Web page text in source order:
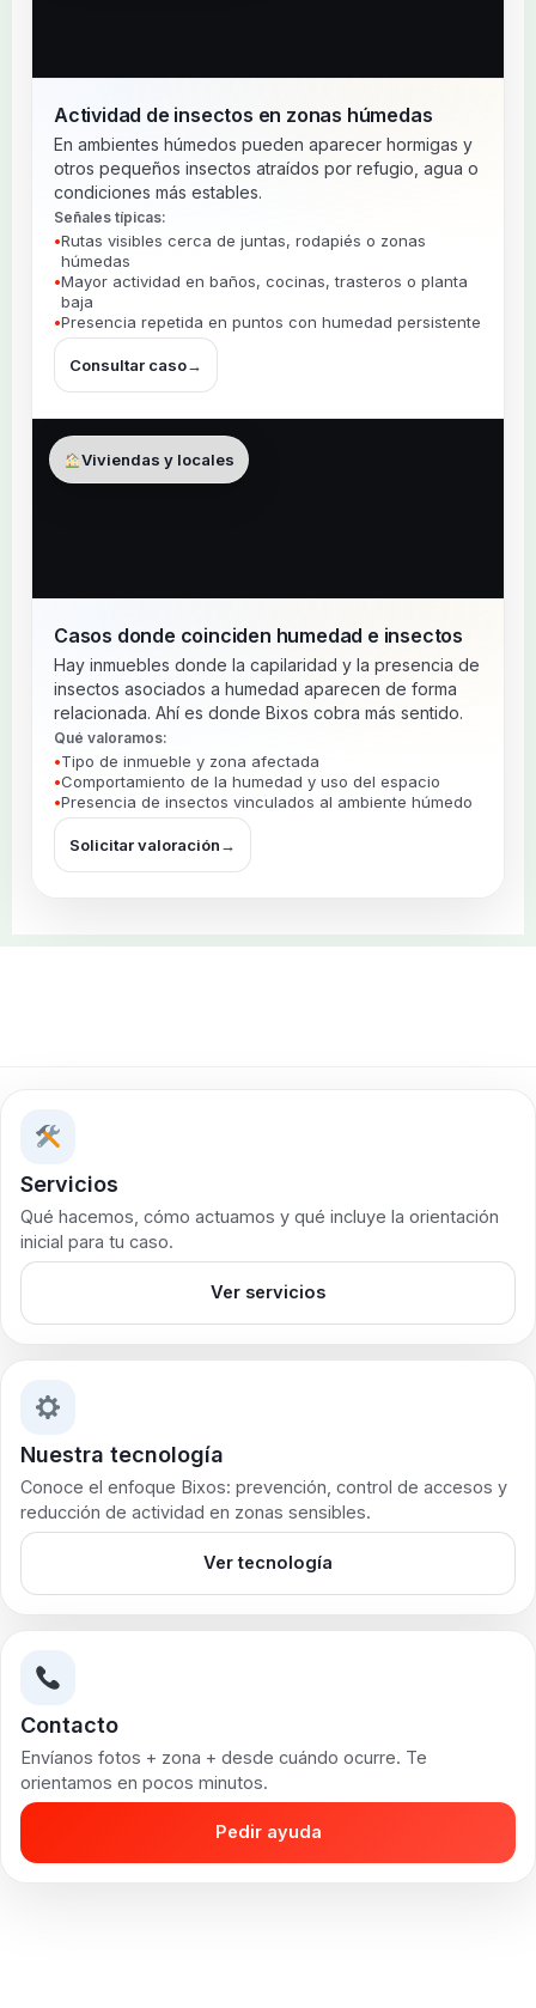
Actividad de insectos en zonas húmedas
En ambientes húmedos pueden aparecer hormigas y
otros pequeños insectos atraídos por refugio, agua o
condiciones más estables.
Señales típicas:
Rutas visibles cerca de juntas, rodapiés o zonas
húmedas
Mayor actividad en baños, cocinas, trasteros o planta
baja
Presencia repetida en puntos con humedad persistente
Consultar caso→
Viviendas y locales
Casos donde coinciden humedad e insectos
Hay inmuebles donde la capilaridad y la presencia de
insectos asociados a humedad aparecen de forma
relacionada. Ahí es donde Bixos cobra más sentido.
Qué valoramos:
Tipo de inmueble y zona afectada
Comportamiento de la humedad y uso del espacio
Presencia de insectos vinculados al ambiente húmedo
Solicitar valoración→
Servicios
Qué hacemos, cómo actuamos y qué incluye la orientación
inicial para tu caso.
Ver servicios
Nuestra tecnología
Conoce el enfoque Bixos: prevención, control de accesos y
reducción de actividad en zonas sensibles.
Ver tecnología
Contacto
Envíanos fotos + zona + desde cuándo ocurre. Te
orientamos en pocos minutos.
Pedir ayuda